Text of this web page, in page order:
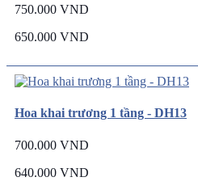
750.000 VND
650.000 VND
Hoa khai trương 1 tầng - DH13
700.000 VND
640.000 VND